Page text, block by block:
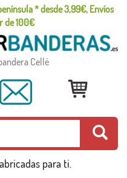
* desde 3,99€, Envíos
de 100€
Cellé
para ti.